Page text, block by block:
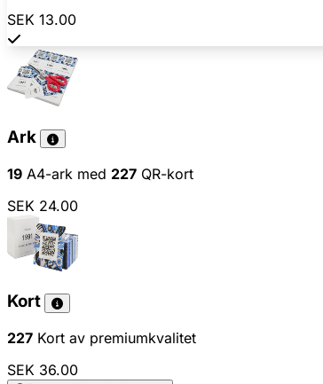
SEK 13.00
Ark
19 A4-ark med 227 QR-kort
SEK 24.00
Kort
227 Kort av premiumkvalitet
SEK 36.00